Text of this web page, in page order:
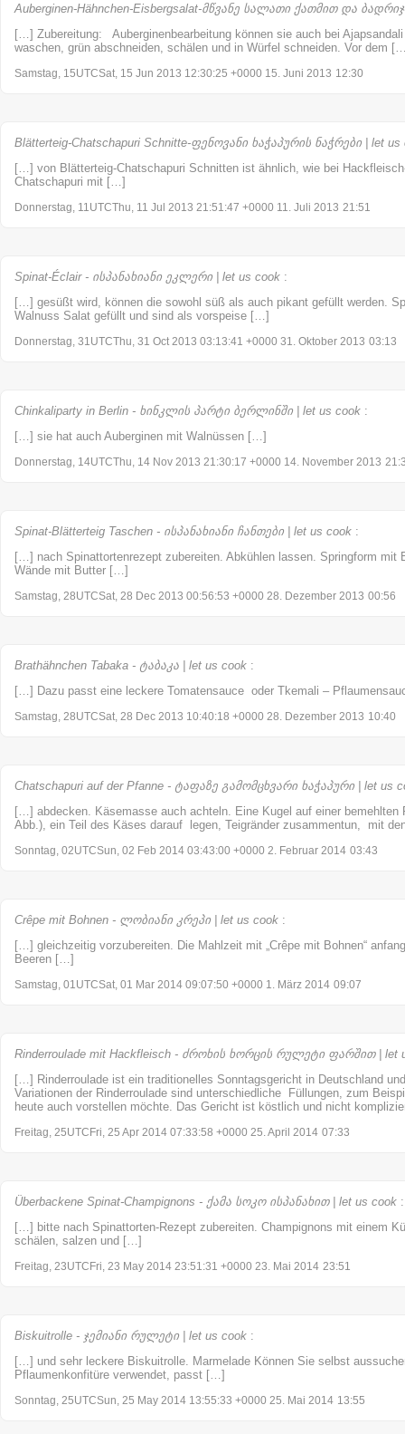
Auberginen-Hähnchen-Eisbergsalat-მწვანე სალათი ქათმით და
[…] Zubereitung: Auberginenbearbeitung können sie auch bei
waschen, grün abschneiden, schälen und in Würfel schneiden. Vor dem
Samstag, 15UTCSat, 15 Jun 2013 12:30:25 +0000 15. Juni 2013 12:30
Blätterteig-Chatschapuri Schnitte-ფენოვანი ხაჭაპურის ნაჭრები | let us
[…] von Blätterteig-Chatschapuri Schnitten ist ähnlich, wie bei
Chatschapuri mit […]
Donnerstag, 11UTCThu, 11 Jul 2013 21:51:47 +0000 11. Juli 2013 21:51
Spinat-Éclair - ისპანახიანი ეკლერი | let us cook :
[…] gesüßt wird, können die sowohl süß als auch pikant gefüllt werden.
Walnuss Salat gefüllt und sind als vorspeise […]
Donnerstag, 31UTCThu, 31 Oct 2013 03:13:41 +0000 31. Oktober 2013 03:13
Chinkaliparty in Berlin - ხინკლის პარტი ბერლინში | let us cook :
[…] sie hat auch Auberginen mit Walnüssen […]
Donnerstag, 14UTCThu, 14 Nov 2013 21:30:17 +0000 14. November 2013
Spinat-Blätterteig Taschen - ისპანახიანი ჩანთები | let us cook :
[…] nach Spinattortenrezept zubereiten. Abkühlen lassen. Springform mit
Wände mit Butter […]
Samstag, 28UTCSat, 28 Dec 2013 00:56:53 +0000 28. Dezember 2013 00:56
Brathähnchen Tabaka - ტაბაკა | let us cook :
[…] Dazu passt eine leckere Tomatensauce oder Tkemali –
Samstag, 28UTCSat, 28 Dec 2013 10:40:18 +0000 28. Dezember 2013 10:40
Chatschapuri auf der Pfanne - ტაფაზე გამომცხვარი ხაჭაპური | let us
[…] abdecken. Käsemasse auch achteln. Eine Kugel auf einer bemehlten
Abb.), ein Teil des Käses darauf legen, Teigränder zusammentun, mit
Sonntag, 02UTCSun, 02 Feb 2014 03:43:00 +0000 2. Februar 2014 03:43
Crêpe mit Bohnen - ლობიანი კრეპი | let us cook :
[…] gleichzeitig vorzubereiten. Die Mahlzeit mit „Crêpe mit Bohnen“
Beeren […]
Samstag, 01UTCSat, 01 Mar 2014 09:07:50 +0000 1. März 2014 09:07
Rinderroulade mit Hackfleisch - ძროხის ხორცის რულეტი ფარშით | let
[…] Rinderroulade ist ein traditionelles Sonntagsgericht in Deutschland
Variationen der Rinderroulade sind unterschiedliche Füllungen, zum
heute auch vorstellen möchte. Das Gericht ist köstlich und nicht
Freitag, 25UTCFri, 25 Apr 2014 07:33:58 +0000 25. April 2014 07:33
Überbackene Spinat-Champignons - ქამა სოკო ისპანახით | let us cook :
[…] bitte nach Spinattorten-Rezept zubereiten. Champignons mit einem
schälen, salzen und […]
Freitag, 23UTCFri, 23 May 2014 23:51:31 +0000 23. Mai 2014 23:51
Biskuitrolle - ჯემიანი რულეტი | let us cook :
[…] und sehr leckere Biskuitrolle. Marmelade Können Sie selbst
Pflaumenkonfitüre verwendet, passt […]
Sonntag, 25UTCSun, 25 May 2014 13:55:33 +0000 25. Mai 2014 13:55